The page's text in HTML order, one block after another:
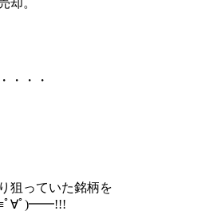
・・・
狙っていた銘柄を
ﾟ∀ﾟ)━━!!!